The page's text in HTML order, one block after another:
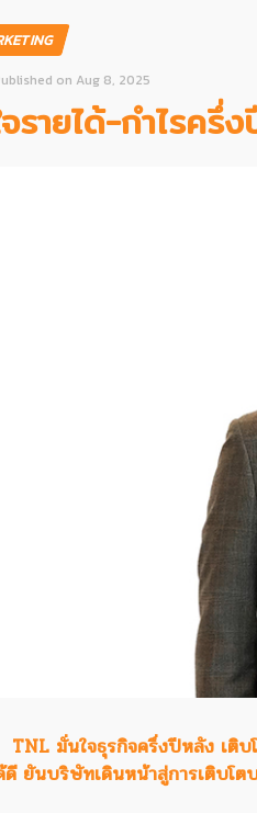
on Aug 8, 2025
รายได้-กำไรครึ่
TNL มั่นใจธุรกิจครึ่งปีหลัง เติ
ดี ยันบริษัทเดินหน้าสู่การเติบโ